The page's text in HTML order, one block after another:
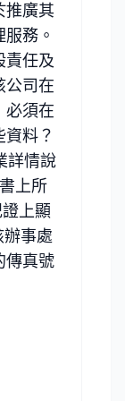
推廣其
務。
責任及
公司在
必須在
料？
詳情說
上所
上顯
事處
傳真號